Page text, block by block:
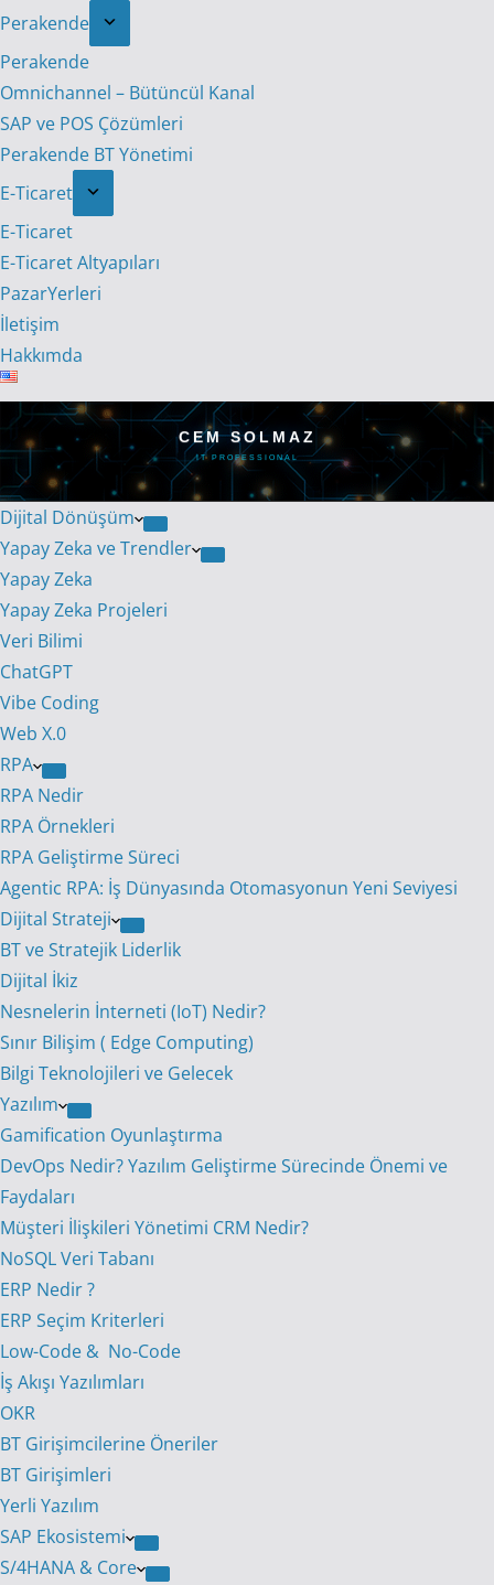
Perakende
Perakende
Omnichannel – Bütüncül Kanal
SAP ve POS Çözümleri
Perakende BT Yönetimi
E-Ticaret
E-Ticaret
E-Ticaret Altyapıları
PazarYerleri
İletişim
Hakkımda
CEM SOLMAZ
IT PROFESSIONAL
Dijital Dönüşüm
Yapay Zeka ve Trendler
Yapay Zeka
Yapay Zeka Projeleri
Veri Bilimi
ChatGPT
Vibe Coding
Web X.0
RPA
RPA Nedir
RPA Örnekleri
RPA Geliştirme Süreci
Agentic RPA: İş Dünyasında Otomasyonun Yeni Seviyesi
Dijital Strateji
BT ve Stratejik Liderlik
Dijital İkiz
Nesnelerin İnterneti (IoT) Nedir?
Sınır Bilişim ( Edge Computing)
Bilgi Teknolojileri ve Gelecek
Yazılım
Gamification Oyunlaştırma
DevOps Nedir? Yazılım Geliştirme Sürecinde Önemi ve
Faydaları
Müşteri İlişkileri Yönetimi CRM Nedir?
NoSQL Veri Tabanı
ERP Nedir ?
ERP Seçim Kriterleri
Low-Code & No-Code
İş Akışı Yazılımları
OKR
BT Girişimcilerine Öneriler
BT Girişimleri
Yerli Yazılım
SAP Ekosistemi
S/4HANA & Core